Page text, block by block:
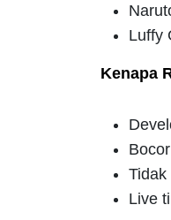
Luffy
Kenapa
Tidak
Live